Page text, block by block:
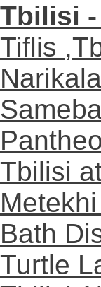
Tbilisi
Tiflis
Narikala
Tbilisi
Bath
Turtle